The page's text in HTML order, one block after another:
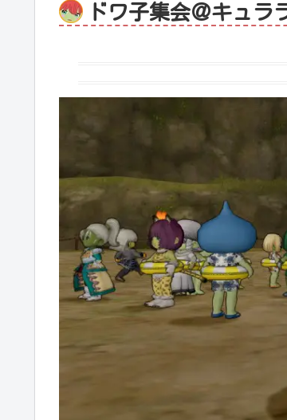
ドワ子集会＠キュ